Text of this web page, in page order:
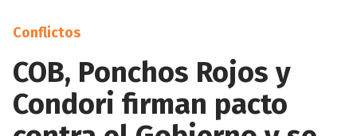
Conflictos
COB, Ponchos Rojos y
Condori firman pacto